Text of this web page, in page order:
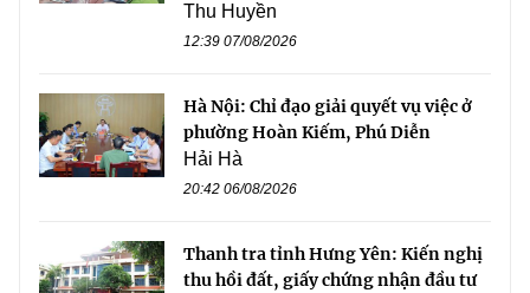
Thu Huyền
12:39 07/08/2026
Hà Nội: Chỉ đạo giải quyết vụ việc ở
phường Hoàn Kiếm, Phú Diễn
Hải Hà
20:42 06/08/2026
Thanh tra tỉnh Hưng Yên: Kiến nghị
thu hồi đất, giấy chứng nhận đầu tư